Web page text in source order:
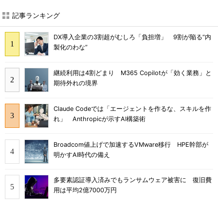
記事ランキング
DX導入企業の3割超がむしろ「負担増」 9割が陥る“内
製化のわな”
継続利用は4割どまり M365 Copilotが「効く業務」と
期待外れの境界
Claude Codeでは「エージェントを作るな、スキルを作
れ」 Anthropicが示すAI構築術
Broadcom値上げで加速するVMware移行 HPE幹部が
明かすAI時代の備え
多要素認証導入済みでもランサムウェア被害に 復旧費
用は平均2億7000万円